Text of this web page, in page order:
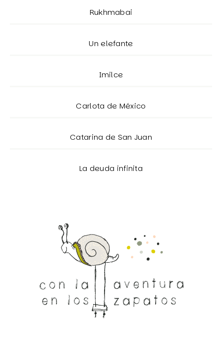
Rukhmabai
Un elefante
Imilce
Carlota de México
Catarina de San Juan
La deuda infinita